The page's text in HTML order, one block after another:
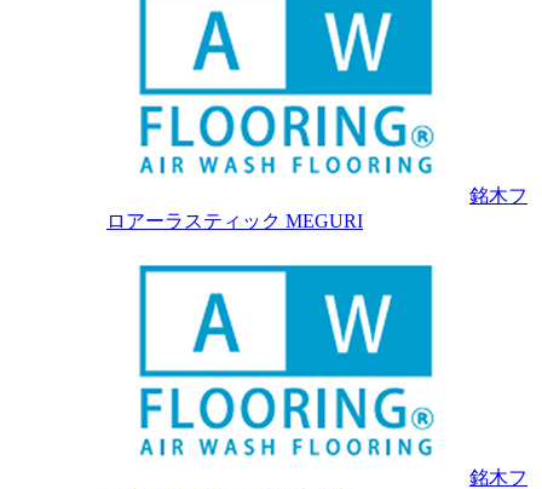
銘木フ
ロアーラスティック MEGURI
銘木フ